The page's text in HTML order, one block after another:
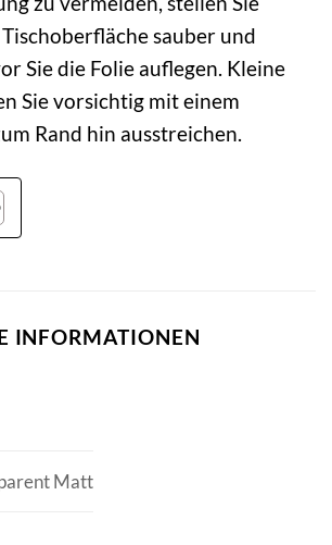
sauber und
Sie die Folie auflegen. Kleine
Sie vorsichtig mit einem
Rand hin ausstreichen.
INFORMATIONEN
Matt